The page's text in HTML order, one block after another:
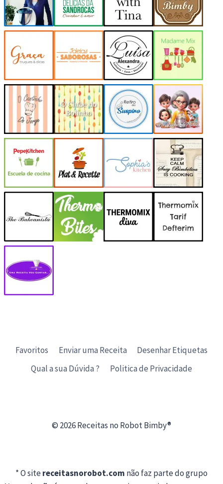
Favoritos Enviar uma Receita
Desenhar Etiquetas
Qual a sua Dúvida ?
Politica de Privacidade
© 2026 Receitas no Robot Bimby®
* O sitereceitasnorobot.com não faz parte do grupo